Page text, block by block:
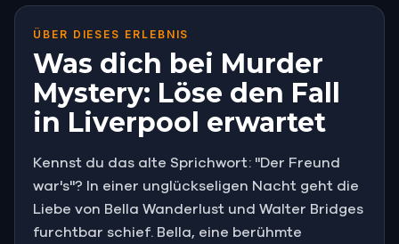
ÜBER DIESES ERLEBNIS
Was dich bei Murder
Mystery: Löse den Fall
in Liverpool erwartet
Kennst du das alte Sprichwort: "Der Freund
war's"? In einer unglückseligen Nacht geht die
Liebe von Bella Wanderlust und Walter Bridges
furchtbar schief. Bella, eine berühmte